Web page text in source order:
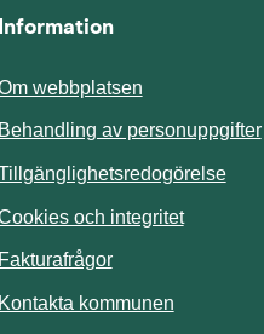
Information
webbplatsen
Behandling av personuppgifter
och integritet
Fakturafrågor
Kontakta kommunen